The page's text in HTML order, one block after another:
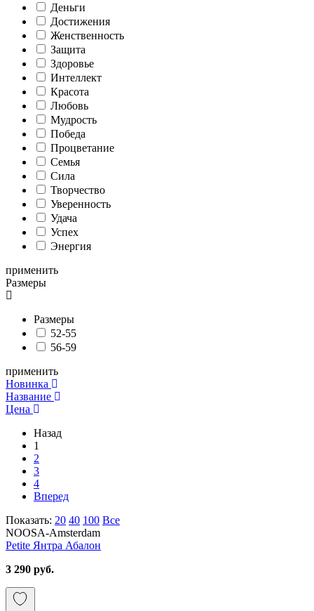
Деньги
Достижения
Женственность
Защита
Здоровье
Интеллект
Красота
Любовь
Мудрость
Победа
Процветание
Семья
Сила
Творчество
Уверенность
Удача
Успех
Энергия
применить
Размеры
Размеры
52-55
56-59
применить
Новинка
Название
Цена
Назад
1
2
3
4
Вперед
Показать: 20 40 100 Все
NOOSA-Amsterdam
Petite Янтра Абалон
3 290 руб.